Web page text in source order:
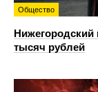
Общество
тысяч рублей